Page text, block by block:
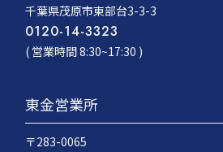
千葉県茂原市東部台3-3-3
0120-14-3323
( 営業時間 8:30~17:30 )
東金営業所
〒283-0065